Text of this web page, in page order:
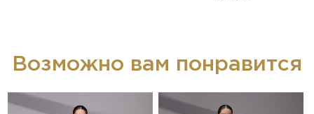
Возможно вам понравится